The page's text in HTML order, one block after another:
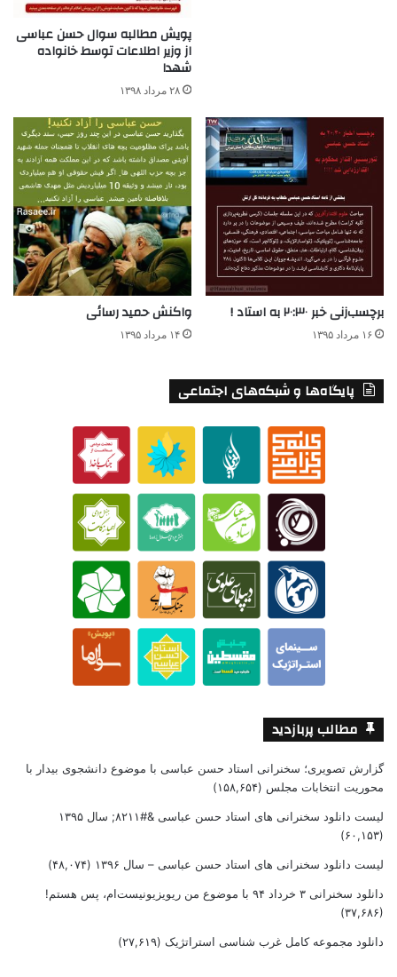
پویش مطالبه سوال حسن عباسی
از وزیر اطلاعات توسط خانواده
شهدا
۲۸ مرداد ۱۳۹۸
برچسب‌زنی خبر ۲۰:۳۰ به استاد !
۱۶ مرداد ۱۳۹۵
واکنش حمید رسائی
۱۴ مرداد ۱۳۹۵
پایگاه‌ها و شبکه‌های اجتماعی
مطالب پربازدید
گزارش تصویری؛ سخنرانی استاد حسن عباسی با موضوع دانشجوی بیدار با
محوریت انتخابات مجلس (۱۵۸,۶۵۴)
لیست دانلود سخنرانی های استاد حسن عباسی &#۸۲۱۱; سال ۱۳۹۵
(۶۰,۱۵۳)
لیست دانلود سخنرانی های استاد حسن عباسی – سال ۱۳۹۶ (۴۸,۰۷۴)
دانلود سخنرانی ۳ خرداد ۹۴ با موضوع من ریویزیونیست‌ام، پس هستم!
(۳۷,۶۸۶)
دانلود مجموعه کامل غرب شناسی استراتژیک (۲۷,۶۱۹)